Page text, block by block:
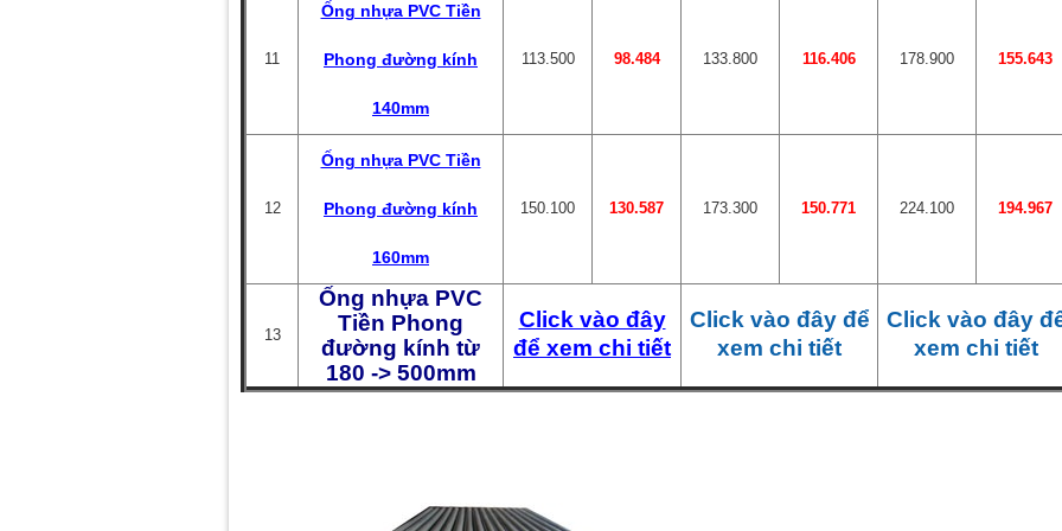
11
Ống nhựa PVC Tiền
Phong đường kính
140mm
113.500 98.484 133.800 116.406 178.900 155.643
12
Ống nhựa PVC Tiền
Phong đường kính
160mm
150.100 130.587 173.300 150.771 224.100 194.967
13
Ống nhựa PVC
Tiền Phong
đường kính từ
180 -> 500mm
Click vào đây
để xem chi tiết
Click vào đây để
xem chi tiết
Click vào đây
xem chi tiết